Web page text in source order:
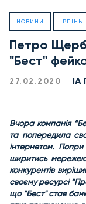
НОВИНИ ІРПІНЬ
Петро
"Бест"
27.02.2020 ІА
Вчора компанія
та попередила
інтернетом.
ширитись
конкурентів
своєму ресурсі
що "Бест" став